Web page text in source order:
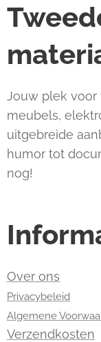
Jouw plek voor
meubels,
uitgebreide
humor tot
nog!
Over ons
Privacybeleid
Algemene
Verzendkosten